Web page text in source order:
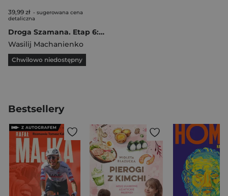
39,99 zł - sugerowana cena
detaliczna
Droga Szamana. Etap 6: Nowy początek
Wasilij Machanienko
Chwilowo niedostępny
Bestsellery